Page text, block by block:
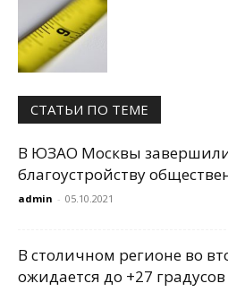
СТАТЬИ ПО ТЕМЕ
В ЮЗАО Москвы
благоустройству
admin - 05.10.2021
В столичном регионе во
ожидается до +27 градусов